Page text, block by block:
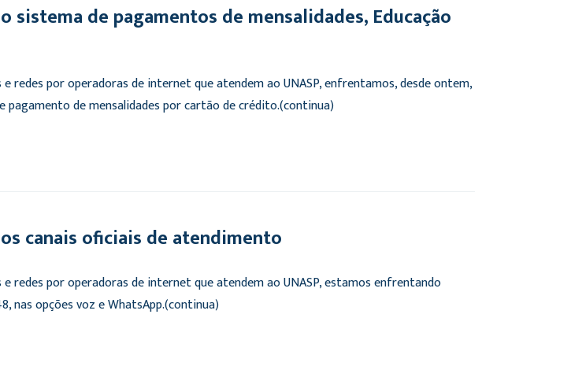
sistema de pagamentos de mensalidades, Educação
redes por operadoras de internet que atendem ao UNASP, enfrentamos, desde ontem,
de mensalidades por cartão de crédito.(continua)
canais oficiais de atendimento
redes por operadoras de internet que atendem ao UNASP, estamos enfrentando
nas opções voz e WhatsApp.(continua)